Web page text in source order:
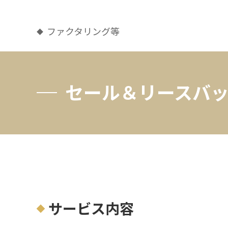
ファクタリング等
セール＆リースバ
サービス内容